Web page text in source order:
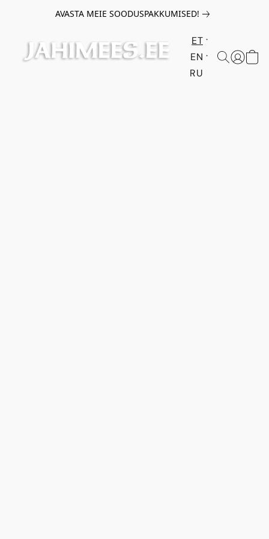
AVASTA MEIE SOODUSPAKKUMISED!
ET
EN
RU